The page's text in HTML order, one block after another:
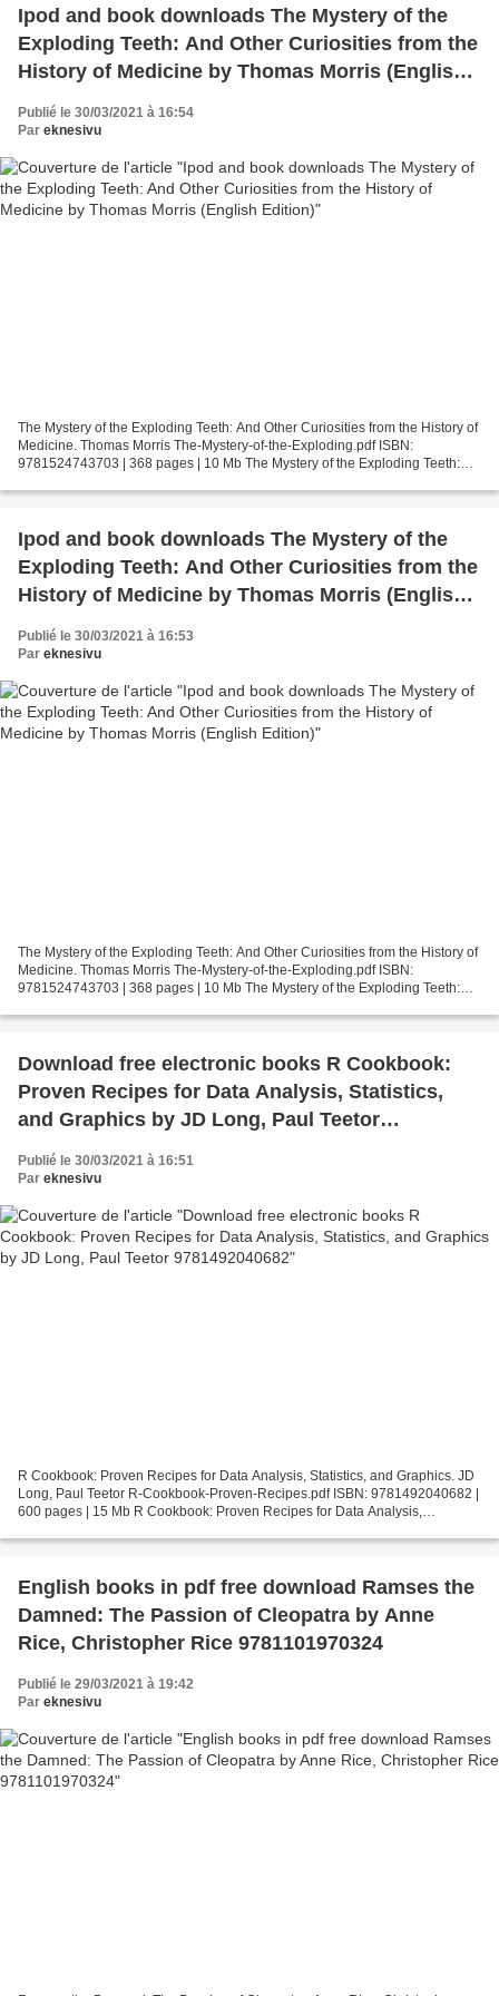
Ipod and book downloads The Mystery of the
Exploding Teeth: And Other Curiosities from the
History of Medicine by Thomas Morris (English
Publié le 30/03/2021 à 16:54
Par eknesivu
The Mystery of the Exploding Teeth: And Other Curiosities from the History of
Medicine. Thomas Morris The-Mystery-of-the-Exploding.pdf ISBN:
9781524743703 | 368 pages | 10 Mb The Mystery of the Exploding Teeth:
Ipod and book downloads The Mystery of the
Exploding Teeth: And Other Curiosities from the
History of Medicine by Thomas Morris (English
Edition)
Publié le 30/03/2021 à 16:53
Par eknesivu
The Mystery of the Exploding Teeth: And Other Curiosities from the History of
Medicine. Thomas Morris The-Mystery-of-the-Exploding.pdf ISBN:
9781524743703 | 368 pages | 10 Mb The Mystery of the Exploding Teeth:
Download free electronic books R Cookbook:
Proven Recipes for Data Analysis, Statistics,
and Graphics by JD Long, Paul Teetor
Publié le 30/03/2021 à 16:51
Par eknesivu
R Cookbook: Proven Recipes for Data Analysis, Statistics, and Graphics. JD
Long, Paul Teetor R-Cookbook-Proven-Recipes.pdf ISBN: 9781492040682 |
600 pages | 15 Mb R Cookbook: Proven Recipes for Data Analysis,
English books in pdf free download Ramses the
Damned: The Passion of Cleopatra by Anne
Rice, Christopher Rice 9781101970324
Publié le 29/03/2021 à 19:42
Par eknesivu